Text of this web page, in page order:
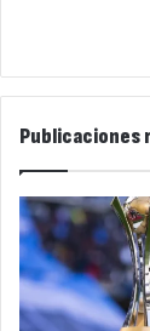
Publicaciones